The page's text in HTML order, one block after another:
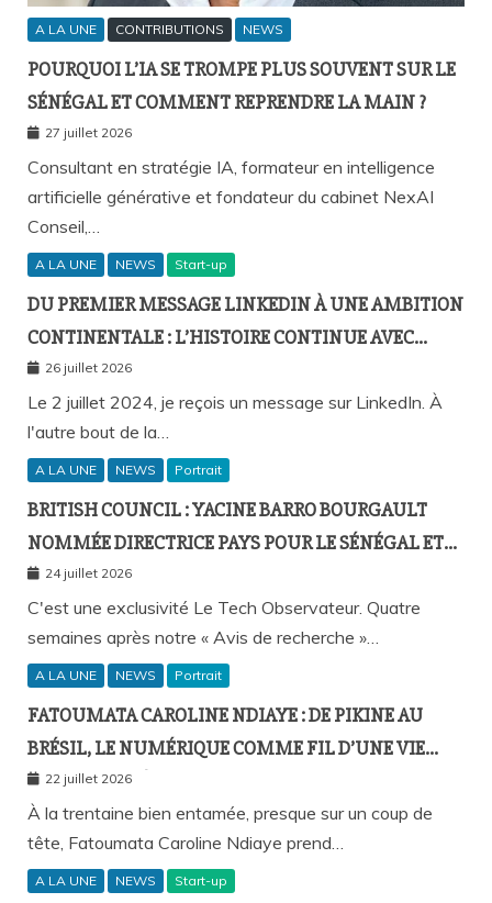
A LA UNE CONTRIBUTIONS NEWS
POURQUOI L’IA SE TROMPE PLUS SOUVENT SUR LE
SÉNÉGAL ET COMMENT REPRENDRE LA MAIN ?
27 juillet 2026
Consultant en stratégie IA, formateur en intelligence
artificielle générative et fondateur du cabinet NexAI
Conseil,…
A LA UNE NEWS Start-up
DU PREMIER MESSAGE LINKEDIN À UNE AMBITION
CONTINENTALE : L’HISTOIRE CONTINUE AVEC
BIRAHIM FALL ET BICTORYS
26 juillet 2026
Le 2 juillet 2024, je reçois un message sur LinkedIn. À
l'autre bout de la…
A LA UNE NEWS Portrait
BRITISH COUNCIL : YACINE BARRO BOURGAULT
NOMMÉE DIRECTRICE PAYS POUR LE SÉNÉGAL ET
L’AFRIQUE FRANCOPHONE
24 juillet 2026
C'est une exclusivité Le Tech Observateur. Quatre
semaines après notre « Avis de recherche »…
A LA UNE NEWS Portrait
FATOUMATA CAROLINE NDIAYE : DE PIKINE AU
BRÉSIL, LE NUMÉRIQUE COMME FIL D’UNE VIE
SANS FRONTIÈRES
22 juillet 2026
À la trentaine bien entamée, presque sur un coup de
tête, Fatoumata Caroline Ndiaye prend…
A LA UNE NEWS Start-up